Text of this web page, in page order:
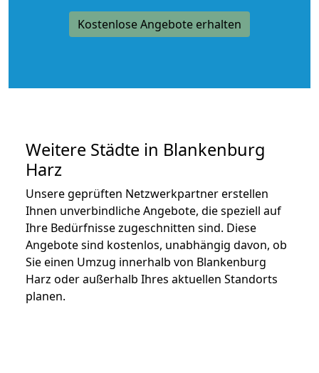
Kostenlose Angebote erhalten
Weitere Städte in Blankenburg
Harz
Unsere geprüften Netzwerkpartner erstellen
Ihnen unverbindliche Angebote, die speziell auf
Ihre Bedürfnisse zugeschnitten sind. Diese
Angebote sind kostenlos, unabhängig davon, ob
Sie einen Umzug innerhalb von Blankenburg
Harz oder außerhalb Ihres aktuellen Standorts
planen.